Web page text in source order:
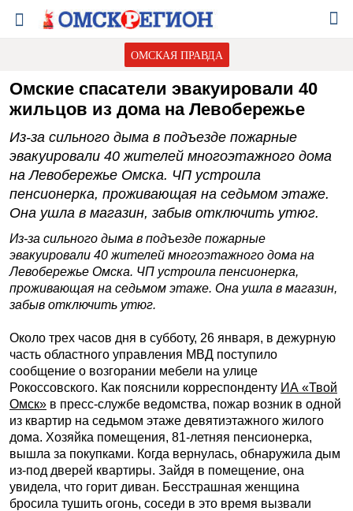
ОМСКАЯ ПРАВДА
Омские спасатели эвакуировали 40
жильцов из дома на Левобережье
Из-за сильного дыма в подъезде пожарные
эвакуировали 40 жителей многоэтажного дома
на Левобережье Омска. ЧП устроила
пенсионерка, проживающая на седьмом этаже.
Она ушла в магазин, забыв отключить утюг.
Из-за сильного дыма в подъезде пожарные
эвакуировали 40 жителей многоэтажного дома на
Левобережье Омска. ЧП устроила пенсионерка,
проживающая на седьмом этаже. Она ушла в магазин,
забыв отключить утюг.
Около трех часов дня в субботу, 26 января, в дежурную
часть областного управления МВД поступило
сообщение о возгорании мебели на улице
Рокоссовского. Как пояснили корреспонденту ИА «Твой
Омск» в пресс-службе ведомства, пожар возник в одной
из квартир на седьмом этаже девятиэтажного жилого
дома. Хозяйка помещения, 81-летняя пенсионерка,
вышла за покупками. Когда вернулась, обнаружила дым
из-под дверей квартиры. Зайдя в помещение, она
увидела, что горит диван. Бесстрашная женщина
бросила тушить огонь, соседи в это время вызвали